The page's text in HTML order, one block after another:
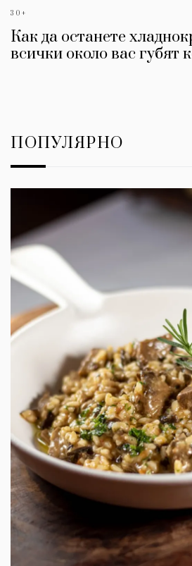
30+
Как да останете
всички около вас губят
ПОПУЛЯРНО